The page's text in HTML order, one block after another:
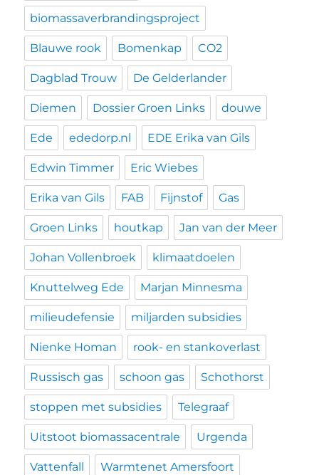
biomassaverbrandingsproject
Blauwe rook Bomenkap CO2
Dagblad Trouw De Gelderlander
Diemen Dossier Groen Links douwe
Ede ededorp.nl EDE Erika van Gils
Edwin Timmer Eric Wiebes
Erika van Gils FAB Fijnstof Gas
Groen Links houtkap Jan van der Meer
Johan Vollenbroek klimaatdoelen
Knuttelweg Ede Marjan Minnesma
milieudefensie miljarden subsidies
Nienke Homan rook- en stankoverlast
Russisch gas schoon gas Schothorst
stoppen met subsidies Telegraaf
Uitstoot biomassacentrale Urgenda
Vattenfall Warmtenet Amersfoort